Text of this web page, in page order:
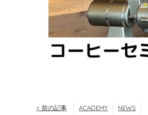
< 前の記事 ACADEMY NEWS